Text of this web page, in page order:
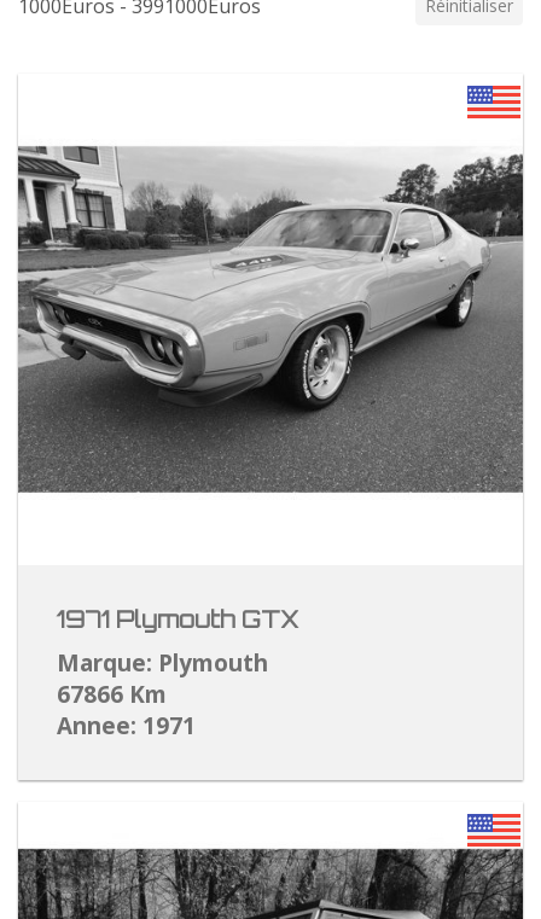
1000Euros - 3991000Euros Réinitialiser
1971 Plymouth GTX
Marque: Plymouth
67866 Km
Annee: 1971